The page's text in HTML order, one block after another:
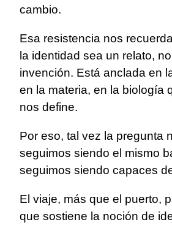
cambio.
Esa resistencia nos
la identidad sea un relato,
invención. Está anclada en
en la materia, en la biología
nos define.
Por eso, tal vez la pregunta
seguimos siendo el mismo
seguimos siendo capaces
El viaje, más que el puerto,
que sostiene la noción de